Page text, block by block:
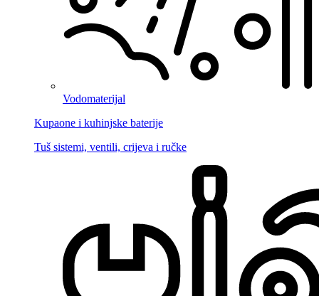
Vodomaterijal
Kupaone i kuhinjske baterije
Tuš sistemi, ventili, crijeva i ručke